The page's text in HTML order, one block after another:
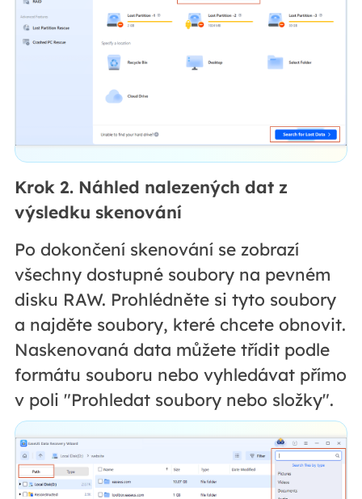
Krok 2. Náhled nalezených dat z
výsledku skenování
Po dokončení skenování se zobrazí
všechny dostupné soubory na pevném
disku RAW. Prohlédněte si tyto soubory
a najděte soubory, které chcete obnovit.
Naskenovaná data můžete třídit podle
formátu souboru nebo vyhledávat přímo
v poli "Prohledat soubory nebo složky".